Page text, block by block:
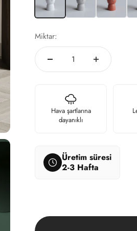
Miktar:
Hava şartlarına
dayanıklı
Üretim süresi
2-3 Hafta